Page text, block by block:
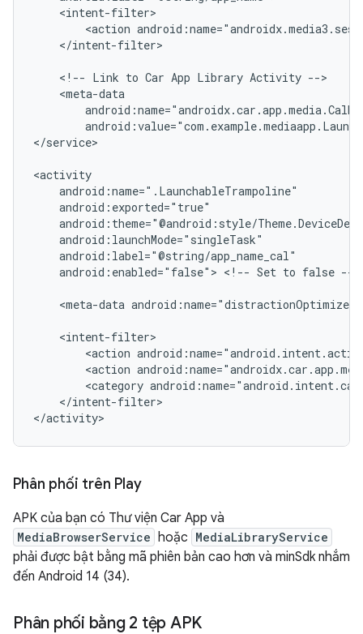
<action
</intent-filter>
<!-- Link to Car App Library Activity
</service>
android:enabled="false"> <!-- Set to false -->
<meta-data android:name="distractionOptimized"
<action
<action
<category
</intent-filter>
Phân phối trên Play
APK của bạn có Thư viện Car App và
MediaBrowserService hoặc MediaLibraryService
phải được bật bằng mã phiên bản cao hơn và minSdk nhắm
đến Android 14 (34).
Phân phối bằng 2 tệp APK